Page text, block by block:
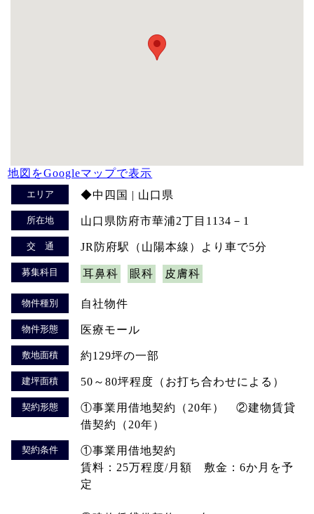
地図をGoogleマップで表示
エリア ◆中四国 | 山口県
所在地 山口県防府市華浦2丁目1134－1
交 通 JR防府駅（山陽本線）より車で5分
募集科目 耳鼻科 眼科 皮膚科
物件種別 自社物件
物件形態 医療モール
敷地面積 約129坪の一部
建坪面積 50～80坪程度（お打ち合わせによる）
契約形態
①事業用借地契約（20年） ②建物賃貸
借契約（20年）
契約条件
①事業用借地契約
賃料：25万程度/月額 敷金：6か月を予
定